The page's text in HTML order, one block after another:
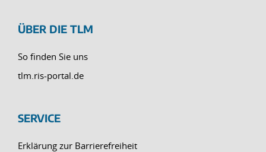
ÜBER DIE TLM
So finden Sie uns
tlm.ris-portal.de
SERVICE
Erklärung zur Barrierefreiheit